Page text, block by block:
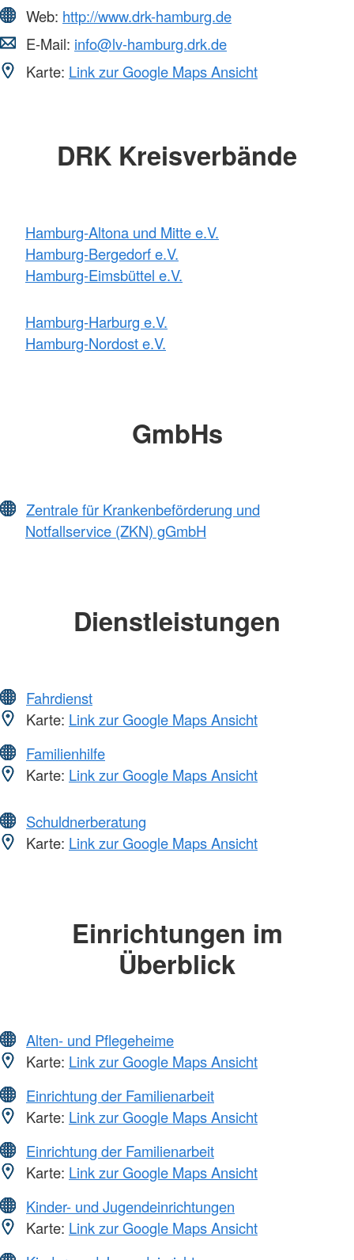
Web: http://www.drk-hamburg.de
E-Mail: info@lv-hamburg.drk.de
Karte: Link zur Google Maps Ansicht
DRK Kreisverbände
Hamburg-Altona und Mitte e.V.
Hamburg-Bergedorf e.V.
Hamburg-Eimsbüttel e.V.
Hamburg-Harburg e.V.
Hamburg-Nordost e.V.
GmbHs
Zentrale für Krankenbeförderung und
Notfallservice (ZKN) gGmbH
Dienstleistungen
Fahrdienst
Karte: Link zur Google Maps Ansicht
Familienhilfe
Karte: Link zur Google Maps Ansicht
Schuldnerberatung
Karte: Link zur Google Maps Ansicht
Einrichtungen im
Überblick
Alten- und Pflegeheime
Karte: Link zur Google Maps Ansicht
Einrichtung der Familienarbeit
Karte: Link zur Google Maps Ansicht
Einrichtung der Familienarbeit
Karte: Link zur Google Maps Ansicht
Kinder- und Jugendeinrichtungen
Karte: Link zur Google Maps Ansicht